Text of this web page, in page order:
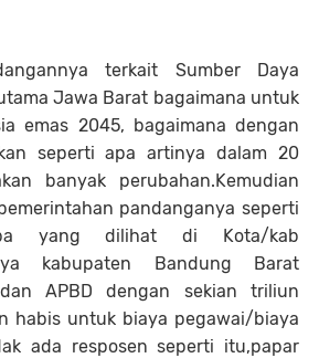
terkait Sumber Daya
Jawa Barat bagaimana untuk
emas 2045, bagaimana dengan
seperti apa artinya dalam 20
banyak perubahan.Kemudian
pandanganya seperti
yang dilihat di Kota/kab
kabupaten Bandung Barat
APBD dengan sekian triliun
habis untuk biaya pegawai/biaya
ada resposen seperti itu,papar